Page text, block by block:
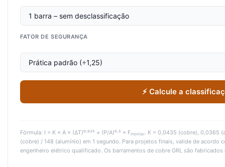
FATOR DE SEGURANÇA
⚡ Calcule a
Fórmula: I = K × A × (ΔT)⁰·⁶²⁵ × (P/A)⁰·⁵ × Fmontar. K = 0,0435 (cobre), 0,0365
(cobre) / 148 (alumínio) em 1 segundo. Para projetos finais, valide de acordo
engenheiro elétrico qualificado. Os barramentos de cobre GRL são